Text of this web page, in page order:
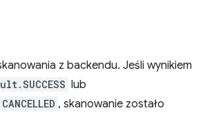
z backendu. Jeśli wynikiem
lub
, skanowanie zostało